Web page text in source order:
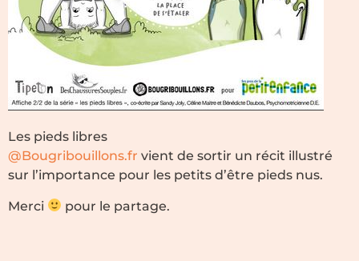
Les pieds libres
@Bougribouillons.fr vient de sortir un récit illustré
sur l’importance pour les petits d’être pieds nus.
Merci pour le partage.